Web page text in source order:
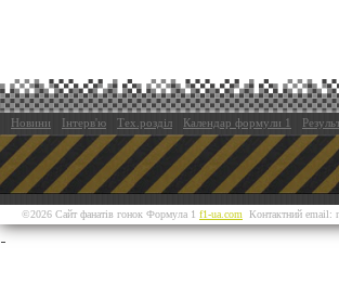
Новини Інтерв'ю Тех.розділ Календар формули 1
©2026 Сайт фанатів гонок Формула 1 f1-ua.com Контактний email: